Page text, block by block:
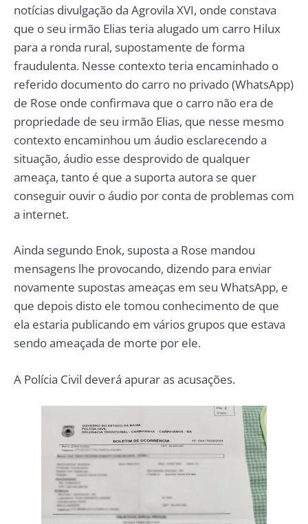
notícias divulgação da Agrovila XVI, onde constava
que o seu irmão Elias teria alugado um carro Hilux
para a ronda rural, supostamente de forma
fraudulenta. Nesse contexto teria encaminhado o
referido documento do carro no privado (WhatsApp)
de Rose onde confirmava que o carro não era de
propriedade de seu irmão Elias, que nesse mesmo
contexto encaminhou um áudio esclarecendo a
situação, áudio esse desprovido de qualquer
ameaça, tanto é que a suporta autora se quer
conseguir ouvir o áudio por conta de problemas com
a internet.
Ainda segundo Enok, suposta a Rose mandou
mensagens lhe provocando, dizendo para enviar
novamente supostas ameaças em seu WhatsApp, e
que depois disto ele tomou conhecimento de que
ela estaria publicando em vários grupos que estava
sendo ameaçada de morte por ele.
A Polícia Civil deverá apurar as acusações.